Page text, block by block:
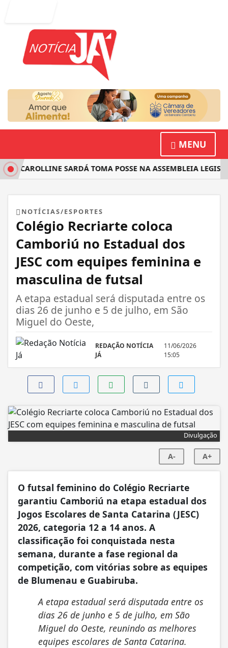
MENU
CAROLLINE SARDÁ TOMA POSSE NA ASSEMBLEIA
NOTÍCIAS/ESPORTES
Colégio Recriarte coloca
Camboriú no Estadual dos
JESC com equipes feminina e
masculina de futsal
A etapa estadual será disputada entre os
dias 26 de junho e 5 de julho, em São
Miguel do Oeste,
REDAÇÃO NOTÍCIA
JÁ
11/06/2026
15:05
Divulgação
A- A+
O futsal feminino do Colégio Recriarte
garantiu Camboriú na etapa estadual dos
Jogos Escolares de Santa Catarina (JESC)
2026, categoria 12 a 14 anos. A
classificação foi conquistada nesta
semana, durante a fase regional da
competição, com vitórias sobre as equipes
de Blumenau e Guabiruba.
A etapa estadual será disputada entre os
dias 26 de junho e 5 de julho, em São
Miguel do Oeste, reunindo as melhores
equipes escolares de Santa Catarina.